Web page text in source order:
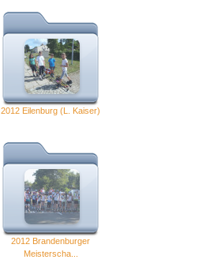
2012 Eilenburg (L. Kaiser)
2012 Brandenburger
Meisterscha...